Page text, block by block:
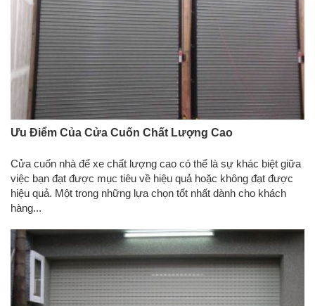
Ưu Điểm Của Cửa Cuốn Chất Lượng Cao
Cửa cuốn nhà để xe chất lượng cao có thể là sự khác biệt giữa
việc bạn đạt được mục tiêu về hiệu quả hoặc không đạt được
hiệu quả. Một trong những lựa chọn tốt nhất dành cho khách
hàng...